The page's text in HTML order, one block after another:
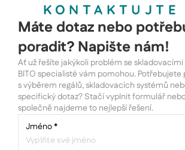
KONTAKTUJTE
Máte dotaz nebo
poradit? Napište nám!
Ať už řešíte jakýkoli problém se skladovacími
BITO specialisté vám pomohou. Potřebujete
s výběrem regálů, skladovacích systémů
specifický dotaz? Stačí vyplnit formulář
společně najdeme to nejlepší řešení.
Jméno*